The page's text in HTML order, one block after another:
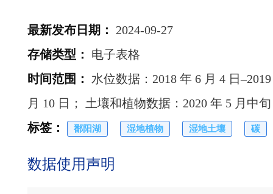
最新发布日期 ：
2024-09-27
存储类型 ：
电子表格
时间范围 ：
水位数据：2018 年 6 月 4 日
月 10 日； 土壤和植物数据：2020 年 5 月中旬
标签 ： 鄱阳湖 湿地植物 湿地土壤 碳
数据使用声明